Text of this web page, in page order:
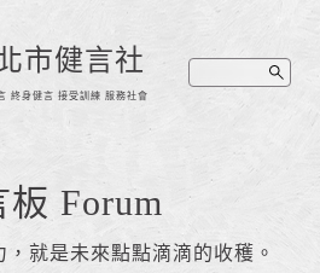
市健言社
終身健言 接受訓練 服務社會
板 Forum
就是未來點點滴滴的收穫。